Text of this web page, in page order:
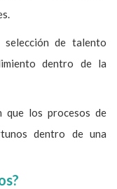
selección de talento
dentro de la
que los procesos de
dentro de una